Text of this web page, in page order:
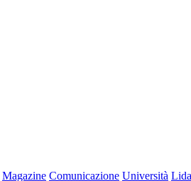
Magazine Comunicazione Università